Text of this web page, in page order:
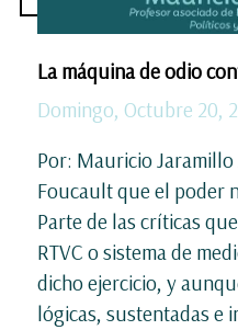
La máquina de odio
Domingo, Octubre 20,
Por: Mauricio
Foucault que el poder
Parte de las críticas
RTVC o sistema de
dicho ejercicio, y
lógicas, sustentadas e